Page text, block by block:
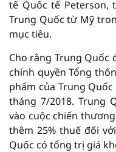
tế Quốc tế Peterson,
Trung Quốc từ Mỹ
mục tiêu.
Cho rằng Trung Quốc
chính quyền Tổng
phẩm của Trung
tháng 7/2018. Trung
vào cuộc chiến
thêm 25% thuế đối
Quốc có tổng trị giá